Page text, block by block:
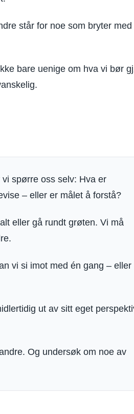
står for noe som bryter med
bare uenige om hva vi bør
spørre oss selv: Hva er
– eller er målet å forstå?
eller gå rundt grøten. Vi må
vi si imot med én gang – eller
ut av sitt eget
Og undersøk om noe av